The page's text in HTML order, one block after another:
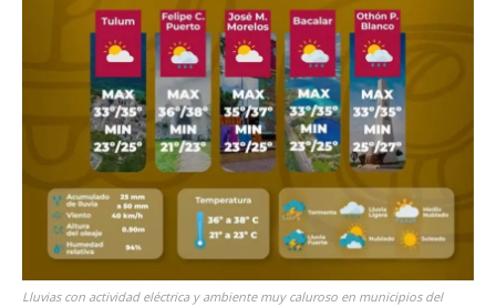
Lluvias con actividad eléctrica y ambiente muy caluroso en municipios del